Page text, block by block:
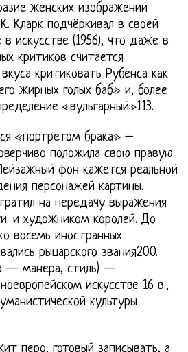
женских изображений
Кларк подчёркивал в своей
искусстве (1956), что даже в
критиков считается
критиковать Рубенса как
жирных голых баб» и, более
«вульгарный»113.
«портретом брака» –
положила свою правую
фон кажется реальной
персонажей картины.
на передачу выражения
и художником королей. До
восемь иностранных
рыцарского звания200.
— манера, стиль) —
искусстве 16 в.,
культуры
перо, готовый записывать, а